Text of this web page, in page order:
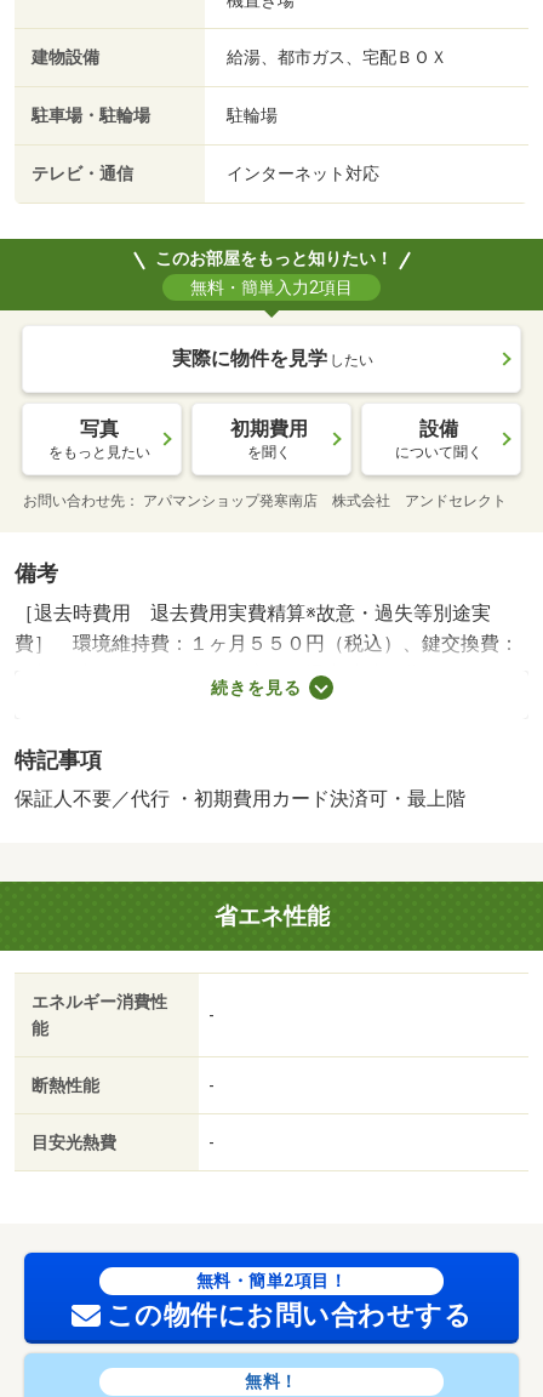
建物設備 給湯、都市ガス、宅配ＢＯＸ
駐車場・駐輪場 駐輪場
テレビ・通信 インターネット対応
このお部屋をもっと知りたい！
無料・簡単入力2項目
実際に物件を見学 したい
写真
をもっと見たい
初期費用
を聞く
設備
について聞く
お問い合わせ先 アパマンショップ発寒南店 株式会社 アンドセレクト
備考
［退去時費用 退去費用実費精算※故意・過失等別途実
費］ 環境維持費：１ヶ月５５０円（税込）、鍵交換費：
ご契約時１６５００円（税込）、退去時清掃費：５２２５
０円（税込）、インターネット利用料：有料、更新手数
り 【設備・特記事項備考】ペット不可・ルームシェア不
可/賃貸戸数:30戸
続きを見る
特記事項
保証人不要／代行 ・初期費用カード決済可・最上階
省エネ性能
エネルギー消費性
能
-
断熱性能 -
目安光熱費 -
無料・簡単2項目！
この物件にお問い合わせする
無料！